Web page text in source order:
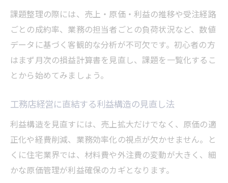
工務店経営で安定受注を実現する集客戦略
工務店経営に欠かせない営業力強化の方法
紹介依存を脱却する工務店経営の考え方
工務店経営における地域密着戦略の活かし
信頼される工務店経営の受注プロセス最適
化
信頼を築く工務店経営アプローチ解説
工務店経営で誠実さを伝える接客と提案力
悪評を防ぐ工務店経営の情報公開と透明性
課題整理の際には、売上・原価・利益の推移や受注経路
ごとの成約率、業務の担当者ごとの負荷状況など、数値
データに基づく客観的な分析が不可欠です。初心者の方
はまず月次の損益計算書を見直し、課題を一覧化するこ
とから始めてみましょう。
工務店経営に直結する利益構造の見直し法
利益構造を見直すには、売上拡大だけでなく、原価の適
正化や経費削減、業務効率化の視点が欠かせません。と
くに住宅業界では、材料費や外注費の変動が大きく、細
かな原価管理が利益確保のカギとなります。